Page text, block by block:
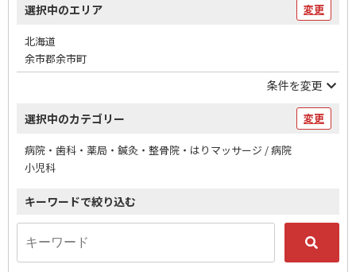
選択中のエリア 変更
北海道
余市郡余市町
条件を変更
選択中のカテゴリー 変更
病院・歯科・薬局・鍼灸・整骨院・はりマッサージ / 病院
小児科
キーワードで絞り込む